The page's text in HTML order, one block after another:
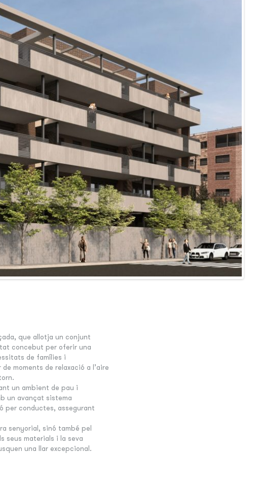
que allotja un conjunt
concebut per oferir una
de famílies i
moments de relaxació a l’aire
un ambient de pau i
un avançat sistema
per conductes, assegurant
senyorial, sinó també pel
seus materials i la seva
una llar excepcional.